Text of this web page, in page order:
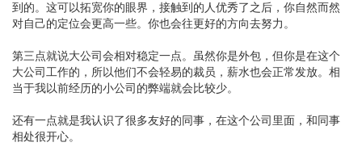
到的。这可以拓宽你的眼界，接触到的人优秀了之后，你自然而然
对自己的定位会更高一些。你也会往更好的方向去努力。
第三点就说大公司会相对稳定一点。虽然你是外包，但你是在这个
大公司工作的，所以他们不会轻易的裁员，薪水也会正常发放。相
当于我以前经历的小公司的弊端就会比较少。
还有一点就是我认识了很多友好的同事，在这个公司里面，和同事
相处很开心。